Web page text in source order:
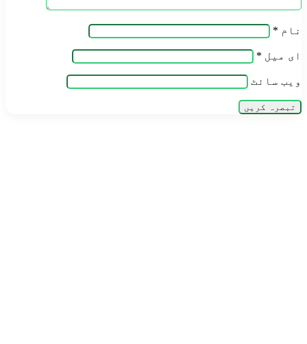
نام *
ای میل *
ویب‌ سائٹ